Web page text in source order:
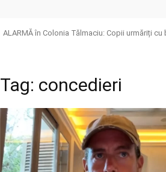
ALARMĂ în Colonia Tălmaciu: Copii urmăriți
Tag: concedieri